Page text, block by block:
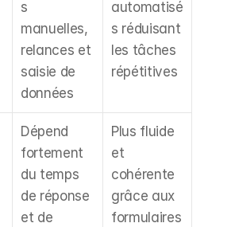
s
manuelles,
relances et
saisie de
données
automatisé
s réduisant
les tâches
répétitives
Dépend
fortement
du temps
de réponse
et de
Plus fluide
et
cohérente
grâce aux
formulaires